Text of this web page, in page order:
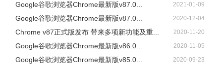
Google谷歌浏览器Chrome最新版v87.0... 2021-01-09
Google谷歌浏览器Chrome最新版v87.0... 2020-12-04
Chrome v87正式版发布 带来多项新功能及重... 2020-11-20
Google谷歌浏览器Chrome最新版v86.0... 2020-11-05
Google谷歌浏览器Chrome最新版v85.0... 2020-09-23